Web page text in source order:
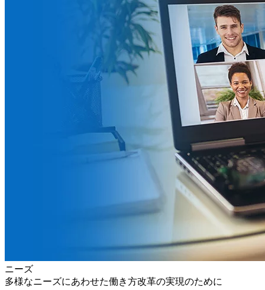
ニーズ
多様なニーズにあわせた働き方改革の実現のために